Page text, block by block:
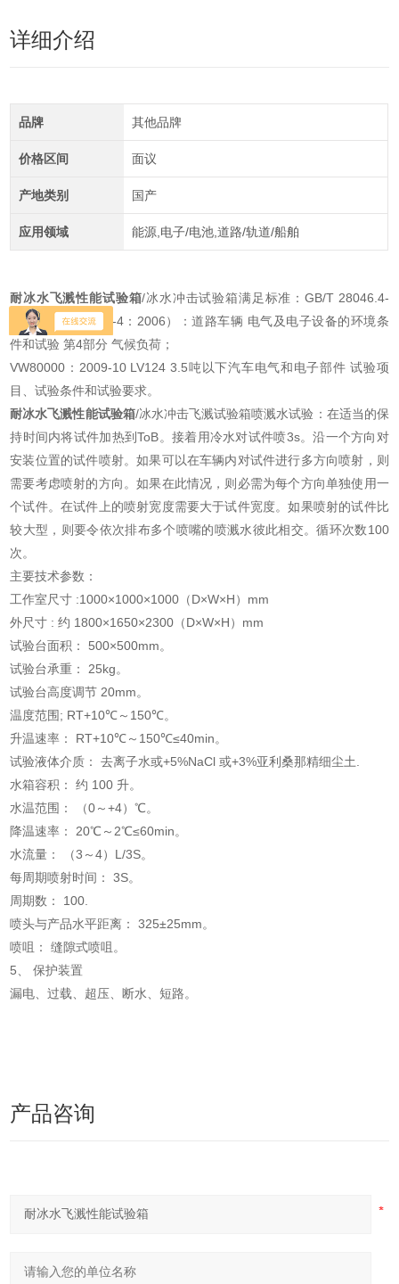
详细介绍
品牌 其他品牌
价格区间 面议
产地类别 国产
应用领域 能源,电子/电池,道路/轨道/船舶
耐冰水飞溅性能试验箱/冰水冲击试验箱满足标准：GB/T 28046.4-
2011（ISO 16750-4：2006）：道路车辆 电气及电子设备的环境条
件和试验 第4部分 气候负荷；
VW80000：2009-10 LV124 3.5吨以下汽车电气和电子部件 试验项
目、试验条件和试验要求。
耐冰水飞溅性能试验箱/冰水冲击飞溅试验箱喷溅水试验：在适当的保
持时间内将试件加热到ToB。接着用冷水对试件喷3s。沿一个方向对
安装位置的试件喷射。如果可以在车辆内对试件进行多方向喷射，则
需要考虑喷射的方向。如果在此情况，则必需为每个方向单独使用一
个试件。在试件上的喷射宽度需要大于试件宽度。如果喷射的试件比
较大型，则要令依次排布多个喷嘴的喷溅水彼此相交。循环次数100
次。
主要技术参数：
工作室尺寸 :1000×1000×1000（D×W×H）mm
外尺寸 : 约 1800×1650×2300（D×W×H）mm
试验台面积： 500×500mm。
试验台承重： 25kg。
试验台高度调节 20mm。
温度范围; RT+10℃～150℃。
升温速率： RT+10℃～150℃≤40min。
试验液体介质： 去离子水或+5%NaCl 或+3%亚利桑那精细尘土.
水箱容积： 约 100 升。
水温范围： （0～+4）℃。
降温速率： 20℃～2℃≤60min。
水流量： （3～4）L/3S。
每周期喷射时间： 3S。
周期数： 100.
喷头与产品水平距离： 325±25mm。
喷咀： 缝隙式喷咀。
5、 保护装置
漏电、过载、超压、断水、短路。
产品咨询